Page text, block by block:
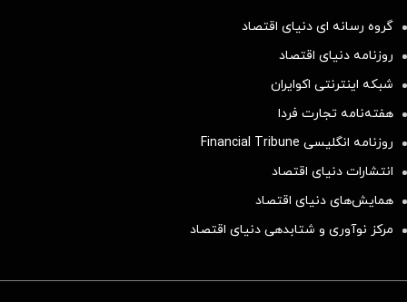
گروه رسانه ای دنیای اقتصاد
روزنامه دنیای اقتصاد
شبکه اینترنتی اکوایران
هفته‌نامه تجارت فردا
روزنامه انگلیسی Financial Tribune
انتشارات دنیای اقتصاد
همایش‌های دنیای اقتصاد
مرکز نوآوری و شتابدهی دنیای اقتصاد